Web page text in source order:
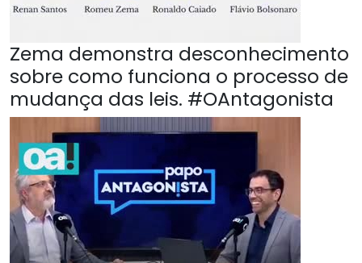
Zema demonstra desconhecimento
sobre como funciona o processo de
mudança das leis. #OAntagonista